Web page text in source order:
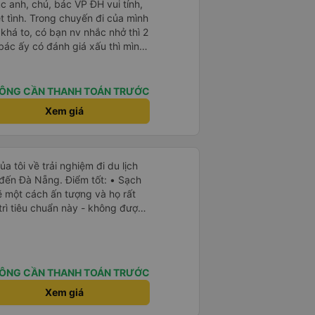
Nhiệt tình, mình đánh giá 4,5
Busline và hãng sẽ ngày phát
lợi hơn cho hành khách.
anh, chú, bác VP ĐH vui tính,
đi của mình
to, có bạn nv nhắc nhở thì 2
ấy có đánh giá xấu thì mình
rất đúng. 2 bác nói rất to. To
bạn ấy nha. Nếu bạn ấy bị trừ
mình hỗ trợ ạ. Số mình
đôi mà nằm một thì mỗi
nhưng đủ để đánh giá
CẦN THANH TOÁN TRƯỚC
Xem giá
tôi về trải nghiệm đi du lịch
Đà Nẵng. Điểm tốt: • Sạch
một cách ấn tượng và họ rất
tiêu chuẩn này - không được
tiên tôi thấy sự chú trọng
suốt chuyến đi. • Tùy chọn
USB-C, đây cũng là lần đầu
tĩnh và thanh bình: Họ không
bật nhạc lớn, giúp tôi dễ dàng
CẦN THANH TOÁN TRƯỚC
Xem giá